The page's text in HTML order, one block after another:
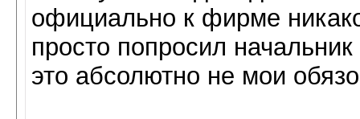
официально к фирме
просто попросил
это абсолютно не мои